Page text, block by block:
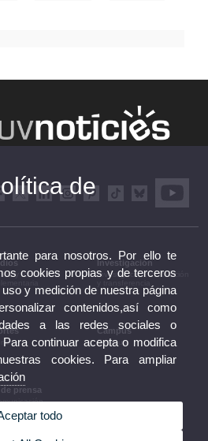
y formación
Investigación
Investigación, innovación
Campus
Campus
de prensa
de prensa
de gobierno
de
para nosotros. Por ello te
cookies propias y de terceros
y medición de nuestra página
contenidos,así como
a las redes sociales o
continuar acepta o modifica
cookies. Para ampliar
todo